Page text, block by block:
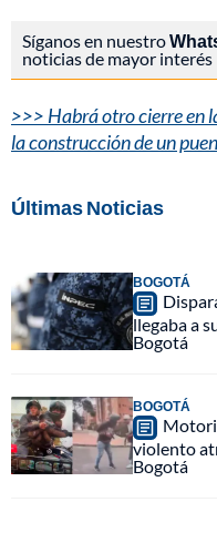
Síganos en nuestro
noticias de mayor interés
>>> Habrá otro cierre en
la construcción de un
Últimas Noticias
BOGOTÁ
llegaba a
Bogotá
BOGOTÁ
violento
Bogotá